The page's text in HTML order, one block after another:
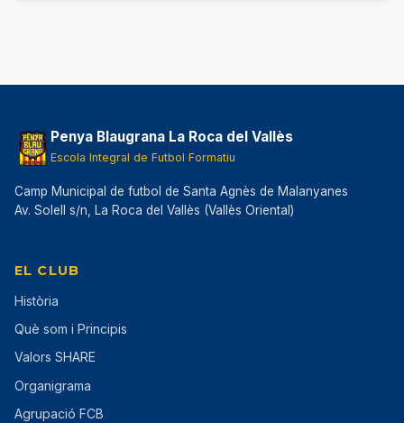
Penya Blaugrana La Roca del Vallès
Escola Integral de Futbol Formatiu
Camp Municipal de futbol de Santa Agnès de Malanyanes
Av. Solell s/n, La Roca del Vallès (Vallès Oriental)
EL CLUB
Història
Què som i Principis
Valors SHARE
Organigrama
Agrupació FCB